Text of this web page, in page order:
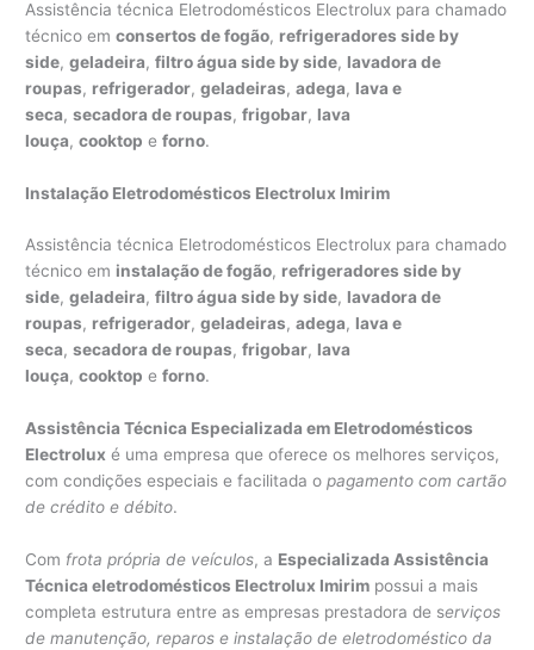
Assistência técnica Eletrodomésticos Electrolux para chamado
técnico emconsertos de fogão, refrigeradores side by
side,geladeira,filtro água side by side, lavadora de
roupas, refrigerador,geladeiras,adega, lava e
seca,secadora de roupas,frigobar, lava
louça,cooktop eforno.
Instalação Eletrodomésticos Electrolux Imirim
Assistência técnica Eletrodomésticos Electrolux para chamado
técnico em instalação de fogão, refrigeradores side by
side,geladeira,filtro água side by side, lavadora de
roupas, refrigerador,geladeiras,adega, lava e
seca,secadora de roupas,frigobar, lava
louça,cooktop eforno.
Assistência Técnica Especializada em Eletrodomésticos
Electrolux é uma empresa que oferece os melhores serviços,
com condições especiais e facilitada opagamento com cartão
de crédito e débito.
Com frota própria de veículos, a Especializada Assistência
Técnica eletrodomésticos Electrolux Imirim possui a mais
completa estrutura entre as empresas prestadora de serviços
de manutenção, reparos e instalação de eletrodoméstico da